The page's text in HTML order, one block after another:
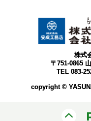
株式
〒751-0865
TEL 083-
copyright ©